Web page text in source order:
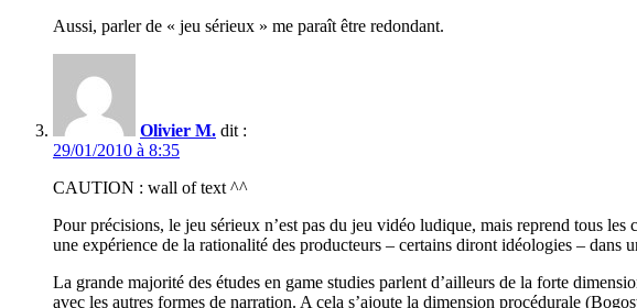
Aussi, parler de « jeu sérieux » me paraît être redondant.
Olivier M. dit :
29/01/2010 à 8:35
CAUTION : wall of text ^^
Pour précisions, le jeu sérieux n’est pas du jeu vidéo ludique, mais reprend tous
une expérience de la rationalité des producteurs – certains diront idéologies – dans
La grande majorité des études en game studies parlent d’ailleurs de la forte
avec les autres formes de narration. A cela s’ajoute la dimension procédurale